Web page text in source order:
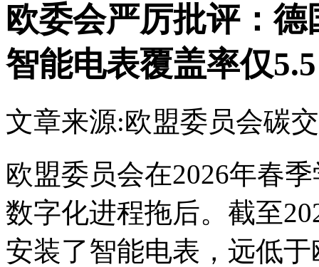
欧委会严厉批评：
智能电表覆盖率仅
文章来源:欧盟委员会碳
欧盟委员会在2026年春
数字化进程拖后。截至
安装了智能电表，远低